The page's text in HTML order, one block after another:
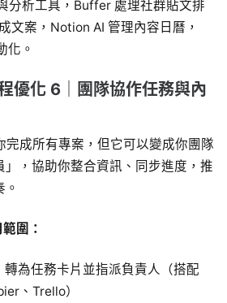
分析工具，Buffer 處理社群貼文排
文案，Notion AI 管理內容日曆，
化。
優化 6｜團隊協作任務與內
完成所有專案，但它可以變成你團隊
」，協助你整合資訊、同步進度，推
圍：
轉為任務卡片並指派負責人（搭配
、Trello）